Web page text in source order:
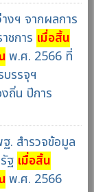
งฯ จากผลการ
ชการ เมื่อสิ้น
พ.ศ. 2566 ที่
บรรจุฯ
ถิ่น ปีการ
. สำรวจข้อมูล
ฐ เมื่อสิ้น
พ.ศ. 2566